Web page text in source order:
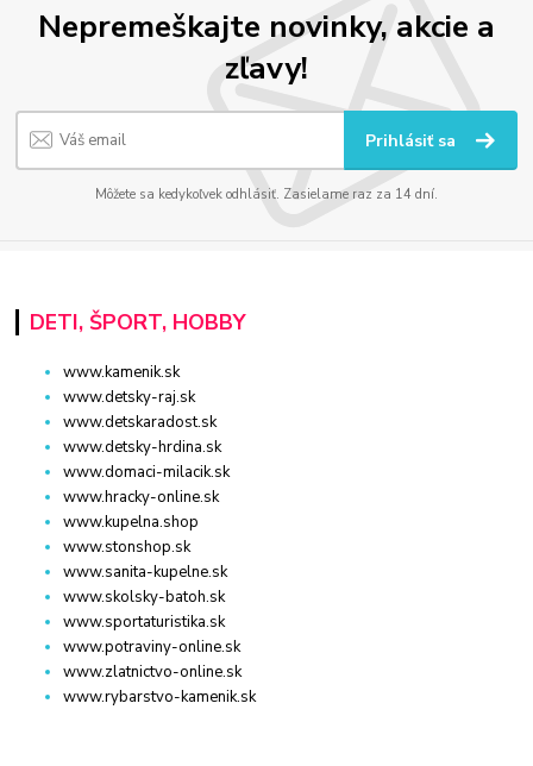
Nepremeškajte novinky, akcie a
zľavy!
Prihlásiť sa
Môžete sa kedykoľvek odhlásiť. Zasielame raz za 14 dní.
DETI, ŠPORT, HOBBY
www.kamenik.sk
www.detsky-raj.sk
www.detskaradost.sk
www.detsky-hrdina.sk
www.domaci-milacik.sk
www.hracky-online.sk
www.kupelna.shop
www.stonshop.sk
www.sanita-kupelne.sk
www.skolsky-batoh.sk
www.sportaturistika.sk
www.potraviny-online.sk
www.zlatnictvo-online.sk
www.rybarstvo-kamenik.sk